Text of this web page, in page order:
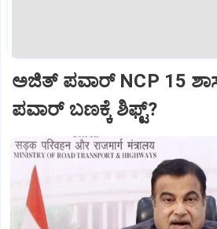
ಅಜಿತ್‌ ಪವಾರ್‌ NCP 15
ಪವಾರ್‌ ಬಣಕ್ಕೆ ಶಿಫ್ಟ್?